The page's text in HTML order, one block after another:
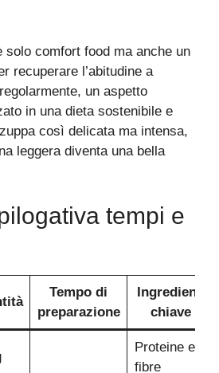
solo comfort food ma anche un
recuperare l’abitudine a
un aspetto
in una dieta sostenibile e
così delicata ma intensa,
leggera diventa una bella
tempi e
Tempo di
preparazione
Ingredienti
chiave
Proteine e
fibre